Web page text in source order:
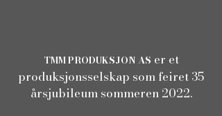
TMM PRODUKSJON AS er et
produksjonsselskap som feiret 35
årsjubileum sommeren 2022.